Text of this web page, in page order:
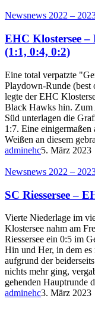
Newsnews 2022 –
EHC Klostersee
(1:1, 0:4, 0:2)
Eine total verpatzte
Playdown-Runde (best
legte der EHC
Black Hawks hin. Zum
Süd unterlagen die
1:7. Eine
Weißen an diesem
adminehc5. März 2023
Newsnews 2022 –
SC Riessersee –
Vierte Niederlage im
Klostersee nahm am
Riessersee ein 0:5 im
Hin und Her, in dem es
aufgrund der
nichts mehr ging,
gehenden Hauptrunde
adminehc3. März 2023